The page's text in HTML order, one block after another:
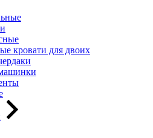
кровати для двоих